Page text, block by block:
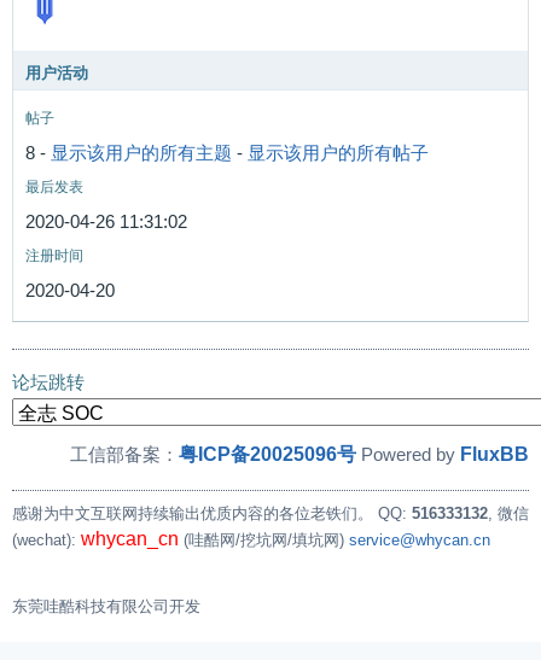
用户活动
帖子
8 - 显示该用户的所有主题 - 显示该用户的所有帖子
最后发表
2020-04-26 11:31:02
注册时间
2020-04-20
论坛跳转
工信部备案： 粤ICP备20025096号 Powered by FluxBB
感谢为中文互联网持续输出优质内容的各位老铁们。 QQ: 516333132, 微信
(wechat): whycan_cn (哇酷网/挖坑网/填坑网) service@whycan.cn
东莞哇酷科技有限公司开发